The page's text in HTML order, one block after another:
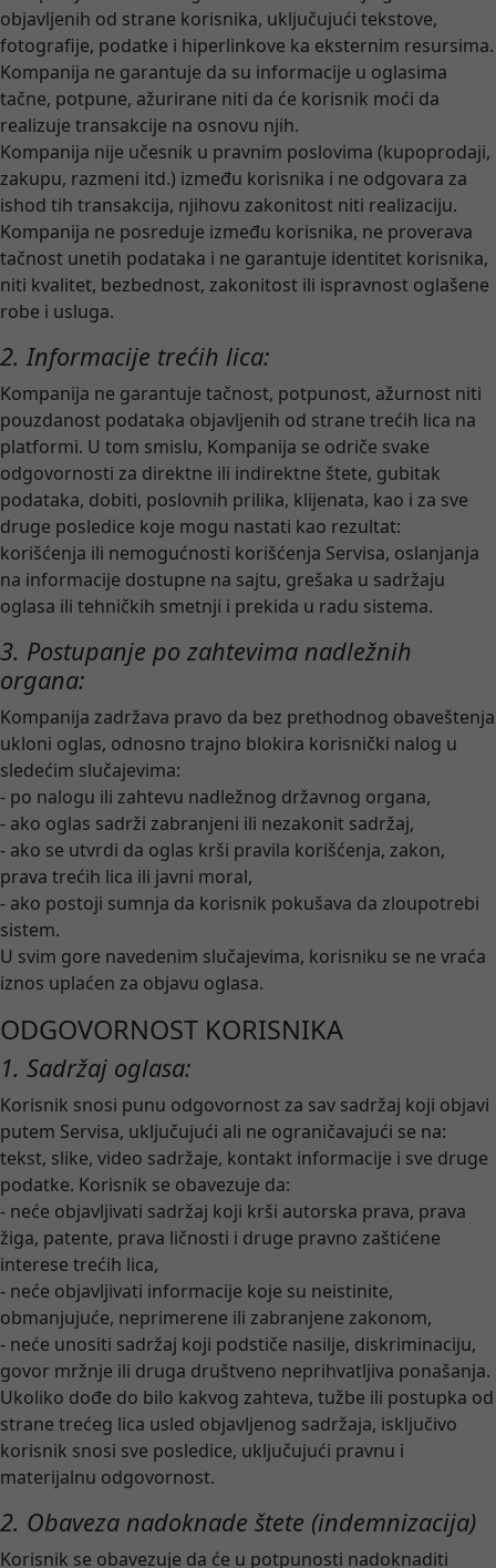
objavljenih od strane korisnika, uključujući tekstove,
fotografije, podatke i hiperlinkove ka eksternim resursima.
Kompanija ne garantuje da su informacije u oglasima
tačne, potpune, ažurirane niti da će korisnik moći da
realizuje transakcije na osnovu njih.
Kompanija nije učesnik u pravnim poslovima (kupoprodaji,
zakupu, razmeni itd.) između korisnika i ne odgovara za
ishod tih transakcija, njihovu zakonitost niti realizaciju.
Kompanija ne posreduje između korisnika, ne proverava
tačnost unetih podataka i ne garantuje identitet korisnika,
niti kvalitet, bezbednost, zakonitost ili ispravnost oglašene
robe i usluga.
2. Informacije trećih lica:
Kompanija ne garantuje tačnost, potpunost, ažurnost niti
pouzdanost podataka objavljenih od strane trećih lica na
platformi. U tom smislu, Kompanija se odriče svake
odgovornosti za direktne ili indirektne štete, gubitak
podataka, dobiti, poslovnih prilika, klijenata, kao i za sve
druge posledice koje mogu nastati kao rezultat:
korišćenja ili nemogućnosti korišćenja Servisa, oslanjanja
na informacije dostupne na sajtu, grešaka u sadržaju
oglasa ili tehničkih smetnji i prekida u radu sistema.
3. Postupanje po zahtevima nadležnih
organa:
Kompanija zadržava pravo da bez prethodnog obaveštenja
ukloni oglas, odnosno trajno blokira korisnički nalog u
sledećim slučajevima:
- po nalogu ili zahtevu nadležnog državnog organa,
- ako oglas sadrži zabranjeni ili nezakonit sadržaj,
- ako se utvrdi da oglas krši pravila korišćenja, zakon,
prava trećih lica ili javni moral,
- ako postoji sumnja da korisnik pokušava da zloupotrebi
sistem.
U svim gore navedenim slučajevima, korisniku se ne vraća
iznos uplaćen za objavu oglasa.
ODGOVORNOST KORISNIKA
1. Sadržaj oglasa:
Korisnik snosi punu odgovornost za sav sadržaj koji objavi
putem Servisa, uključujući ali ne ograničavajući se na:
tekst, slike, video sadržaje, kontakt informacije i sve druge
podatke. Korisnik se obavezuje da:
- neće objavljivati sadržaj koji krši autorska prava, prava
žiga, patente, prava ličnosti i druge pravno zaštićene
interese trećih lica,
- neće objavljivati informacije koje su neistinite,
obmanjujuće, neprimerene ili zabranjene zakonom,
- neće unositi sadržaj koji podstiče nasilje, diskriminaciju,
govor mržnje ili druga društveno neprihvatljiva ponašanja.
Ukoliko dođe do bilo kakvog zahteva, tužbe ili postupka od
strane trećeg lica usled objavljenog sadržaja, isključivo
korisnik snosi sve posledice, uključujući pravnu i
materijalnu odgovornost.
2. Obaveza nadoknade štete (indemnizacija)
Korisnik se obavezuje da će u potpunosti nadoknaditi